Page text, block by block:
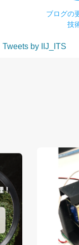
ブログの
技
Tweets by IIJ_ITS